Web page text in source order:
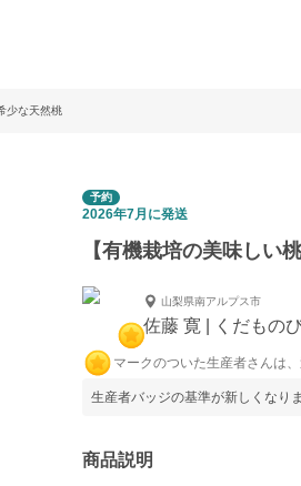
少な天然桃
予約
2026年7月に発送
【有機栽培の美味しい
山梨県南アルプス市
佐藤 寛 | くだもの
マークのついた生産者さんは
生産者バッジの基準が新しくなりま
商品説明